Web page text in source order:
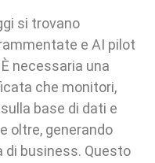
si trovano
e AI pilot
necessaria una
che monitori,
base di dati e
oltre, generando
di business. Questo